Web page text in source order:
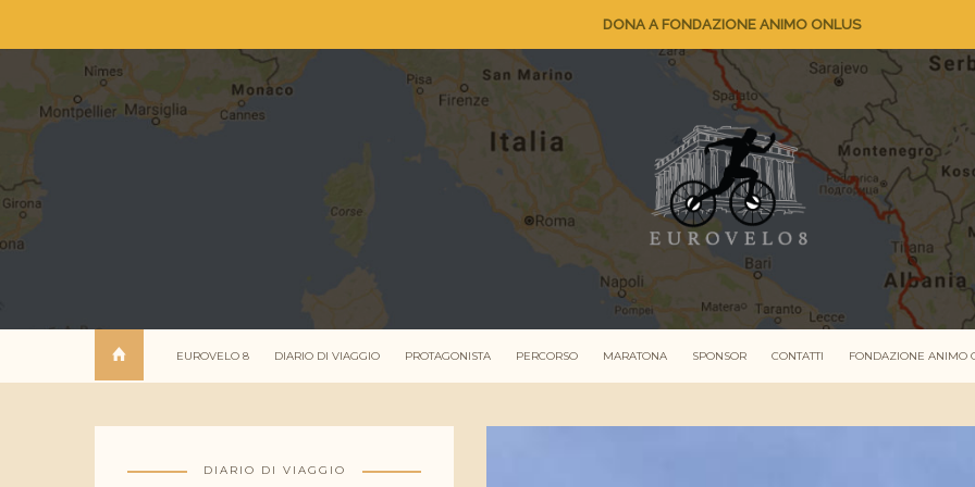
DONA A FONDAZIONE ANIMO ONLUS
EUROVELO 8 DIARIO DI VIAGGIO PROTAGONISTA PERCORSO MARATONA SPONSOR CONTATTI FONDAZIONE ANIMO
DIARIO DI VIAGGIO